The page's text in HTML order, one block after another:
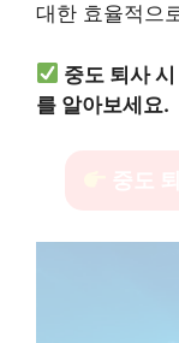
대한 효율적으
중도 퇴사
를 알아보세요.